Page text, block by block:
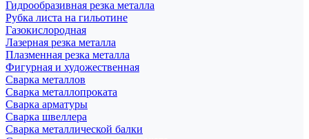
Гидрообразивная резка металла
Рубка листа на гильотине
Газокислородная
Лазерная резка металла
Плазменная резка металла
Фигурная и художественная
Сварка металлов
Сварка металлопроката
Сварка арматуры
Сварка швеллера
Сварка металлической балки